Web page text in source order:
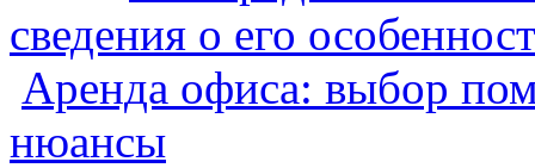
сведения о его
Аренда офиса: выбор
нюансы